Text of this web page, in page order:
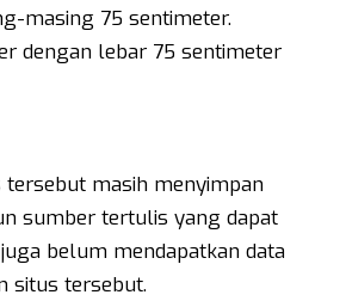
masing 75 sentimeter.
dengan lebar 75 sentimeter
masih menyimpan
sumber tertulis yang dapat
belum mendapatkan data
situs tersebut.